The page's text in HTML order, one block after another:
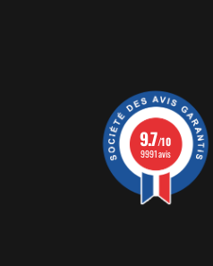
9.7/10
9991 avis